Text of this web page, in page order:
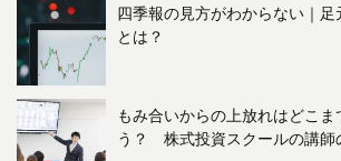
四季報の見方がわからない｜足
とは？
もみ合いからの上放れはどこ
う？ 株式投資スクールの講師